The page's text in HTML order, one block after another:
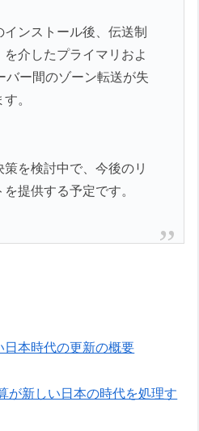
ンストール後、伝送制
介したプライマリおよ
バー間のゾーン転送が失
。
を検討中で、今後のリ
提供する予定です。
本時代の更新の概要
新しい日本の時代を処理す